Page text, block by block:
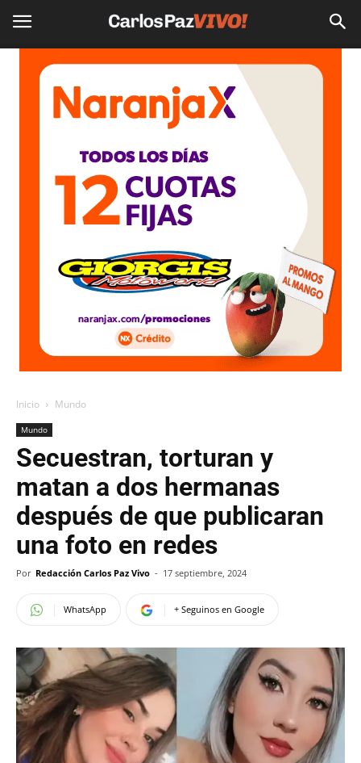
Inicio Mundo
Mundo
Secuestran, torturan y
matan a dos hermanas
después de que publicaran
una foto en redes
Por Redacción Carlos Paz Vivo - 17 septiembre, 2024
WhatsApp + Seguinos en Google